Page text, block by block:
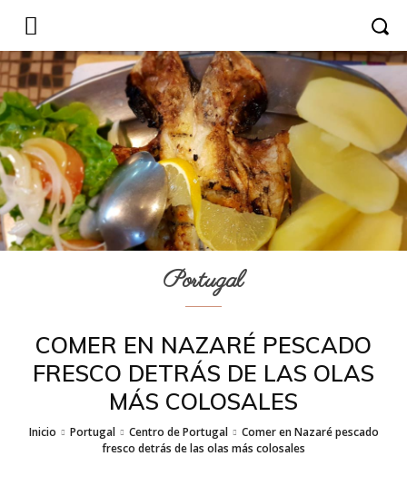
Portugal
COMER EN NAZARÉ PESCADO
FRESCO DETRÁS DE LAS OLAS
MÁS COLOSALES
Inicio Portugal Centro de Portugal
Comer en Nazaré pescado
fresco detrás de las olas más colosales